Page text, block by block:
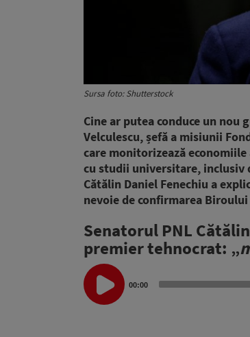
Sursa foto: Shutterstock
Cine ar putea conduce un nou
Velculescu, șefă a misiunii
care monitorizează
cu studii universitare, inclusiv
Cătălin Daniel Fenechiu a
nevoie de confirmarea
Senatorul PNL
premier tehnocrat: „
Audio
Player
00:00